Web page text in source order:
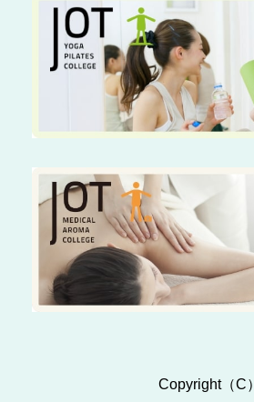
Copyright（C